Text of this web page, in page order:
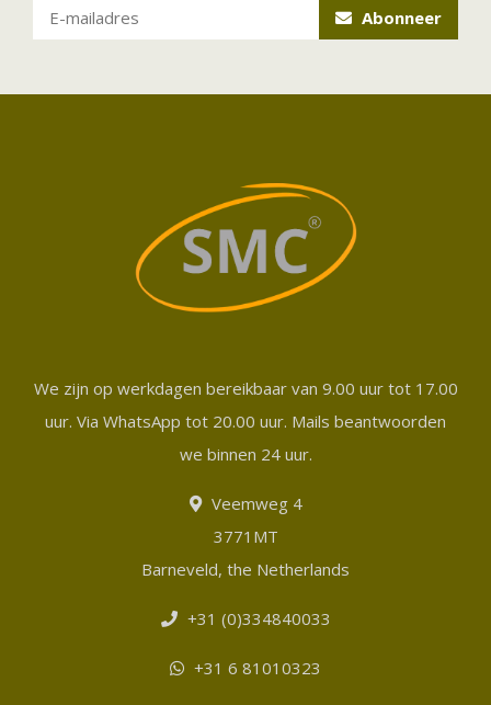
Abonneer
We zijn op werkdagen bereikbaar van 9.00 uur tot 17.00
uur. Via WhatsApp tot 20.00 uur. Mails beantwoorden
we binnen 24 uur.
Veemweg 4
3771MT
Barneveld, the Netherlands
+31 (0)334840033
+31 6 81010323